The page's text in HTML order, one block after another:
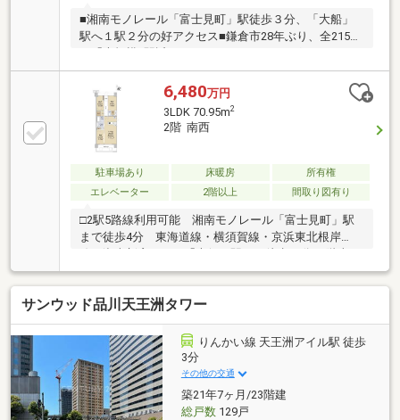
■湘南モノレール「富士見町」駅徒歩３分、「大船」
駅へ１駅２分の好アクセス■鎌倉市28年ぶり、全215邸
ラウンジスペースを始め、多彩な共用施設■ディスポ
ーザ・浄水機能付水栓・食洗器・床暖房等、充実の設
備仕様■全洋室にウォークインクローゼット完備■敷地
内駐車場１００%設置ご見学ご希望の際は、0120-905-
491【通話料無料】までお電話下さい！
6,480万円
3LDK 70.95m2
2階 南西
駐車場あり 床暖房
所有権
エレベーター
2階以上 間取り図有り
□2駅5路線利用可能 湘南モノレール「富士見町」駅
まで徒歩4分 東海道線・横須賀線・京浜東北根岸
向き角部屋住戸□各居室収納があり収納力豊富□室内の
有効面積が広がるアウトフレーム工法□リビングダイ
ニング部分には床暖房付設□ペット飼育可能（飼育細
則あり）□ライブラリースペース・ワーキングスペー
ス・キッズルーム等の充実した共用施設～ライフイン
フォメーション～台ぶどう公園 約25mローソン鎌倉
台4丁目店 約40mやまか富士見町店 約235mFUJI大
船店 約265m
サンウッド品川天王洲タワー
りんかい線 天王洲アイル駅 徒歩
3分
その他の交通
築21年7ヶ月/23階建
総戸数129戸